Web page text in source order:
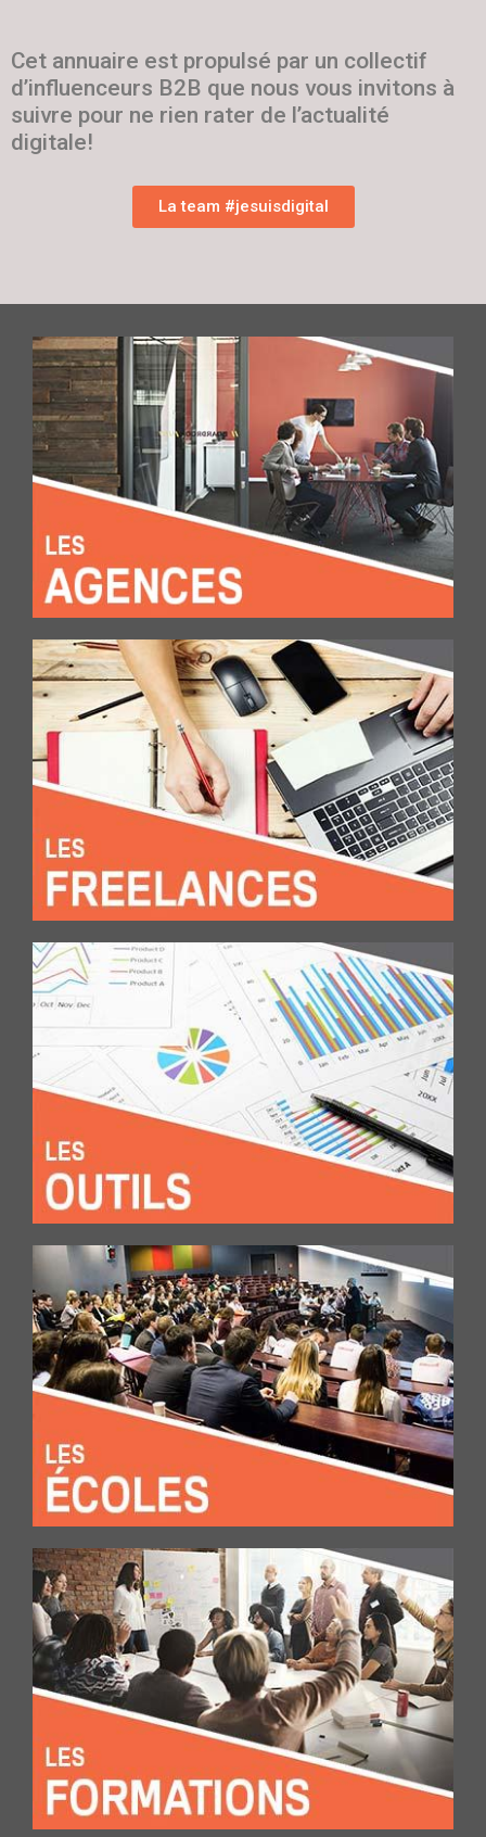
Cet annuaire est propulsé par un collectif
d’influenceurs B2B que nous vous invitons à
suivre pour ne rien rater de l’actualité
digitale!
La team #jesuisdigital